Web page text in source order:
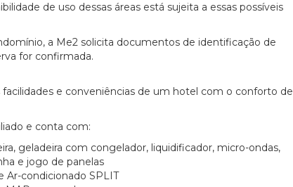
de uso dessas áreas está sujeita a essas possíveis
a Me2 solicita documentos de identificação de
for confirmada.
facilidades e conveniências de um hotel com o conforto de
e conta com:
geladeira com congelador, liquidificador, micro-ondas,
e jogo de panelas
Ar-condicionado SPLIT